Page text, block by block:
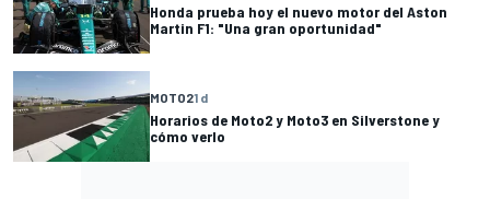
Honda prueba hoy el nuevo motor del Aston
Martin F1: "Una gran oportunidad"
MOTO21 d
Horarios de Moto2 y Moto3 en Silverstone y
cómo verlo